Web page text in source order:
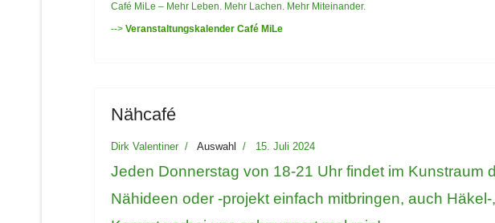
Café MiLe – Mehr Leben. Mehr Lachen. Mehr Miteinander.
--> Veranstaltungskalender Café MiLe
Nähcafé
Dirk Valentiner Auswahl 15. Juli 2024
Jeden Donnerstag von 18-21 Uhr findet im Kunstraum
Nähideen oder -projekt einfach mitbringen, auch